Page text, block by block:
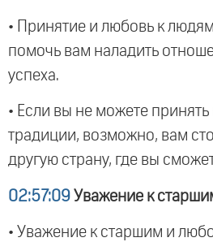
• Принятие и любовь к
помочь вам наладить
успеха.
• Если вы не можете принять
традиции, возможно, вам
другую страну, где вы
02:57:09 Уважение к
• Уважение к старшим и